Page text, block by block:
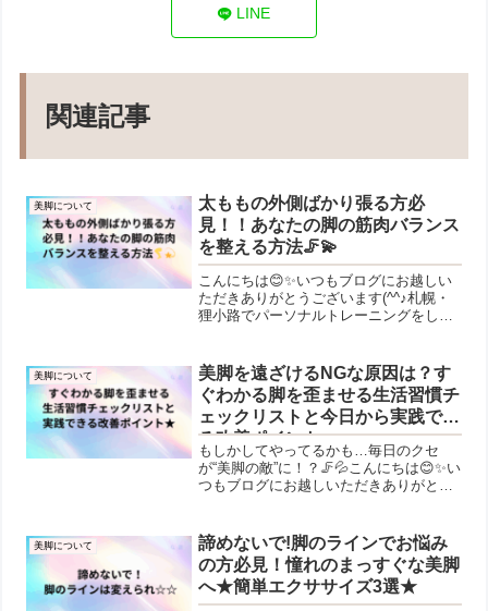
LINE
関連記事
美脚について
太ももの外側ばかり張る方必
見！！あなたの脚の筋肉バランス
を整える方法🦵💫
こんにちは😊✨いつもブログにお越しい
ただきありがとうございます(^^♪札幌・
狸小路でパーソナルトレーニングをして
体重は落ちたのに、太腿が太いまま…」
「パンツを履くと外側...
美脚について
美脚を遠ざけるNGな原因は？す
ぐわかる脚を歪ませる生活習慣チ
ェックリストと今日から実践でき
る改善ポイント
もしかしてやってるかも…毎日のクセ
が“美脚の敵”に！？🦵💦こんにちは😊✨い
つもブログにお越しいただきありがとう
す）です！このブログでは、40代・50代
の女性が“無理な...
美脚について
諦めないで!脚のラインでお悩み
の方必見！憧れのまっすぐな美脚
へ★簡単エクササイズ3選★